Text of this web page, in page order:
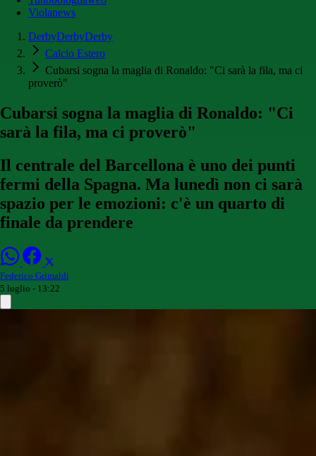
Violanews
DerbyDerbyDerby
Calcio Estero
Cubarsi sogna la maglia di Ronaldo: "Ci sarà la fila, ma ci
proverò"
Cubarsi sogna la maglia di Ronaldo: "Ci
sarà la fila, ma ci proverò"
Il centrale del Barcellona è uno dei punti
fermi della Spagna. Ma lunedì non ci sarà
spazio per le emozioni: c'è un quarto di
finale da prendere
Federico Grimaldi
5 luglio - 13:22